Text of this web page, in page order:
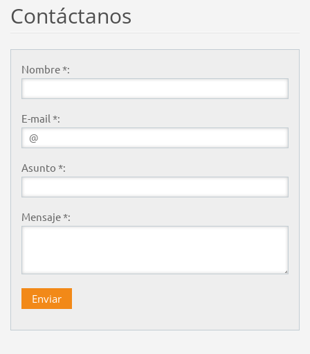
Contáctanos
Nombre *:
E-mail *:
Asunto *:
Mensaje *: